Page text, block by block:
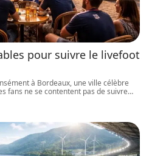
pour suivre le livefoot
à Bordeaux, une ville célèbre
fans ne se contentent pas de suivre…